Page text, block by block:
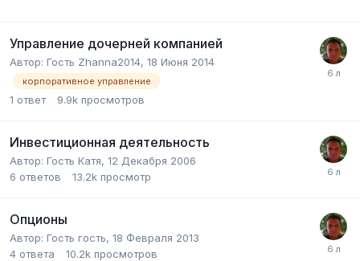
Управление дочерней компанией
Автор: Гость Zhanna2014, 18 Июня 2014
корпоративное управление
1 ответ 9.9k просмотров
Инвестиционная деятельность
Автор: Гость Катя, 12 Декабря 2006
6 ответов 13.2k просмотр
Опционы
Автор: Гость гость, 18 Февраля 2013
4 ответа 10.2k просмотров